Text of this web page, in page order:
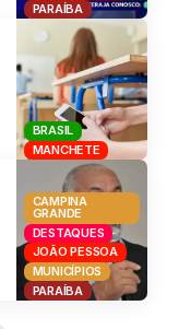
PARAÍBA
BRASIL
MANCHETE
CAMPINA
GRANDE
DESTAQUES
JOÃO PESSOA
MUNICÍPIOS
PARAÍBA